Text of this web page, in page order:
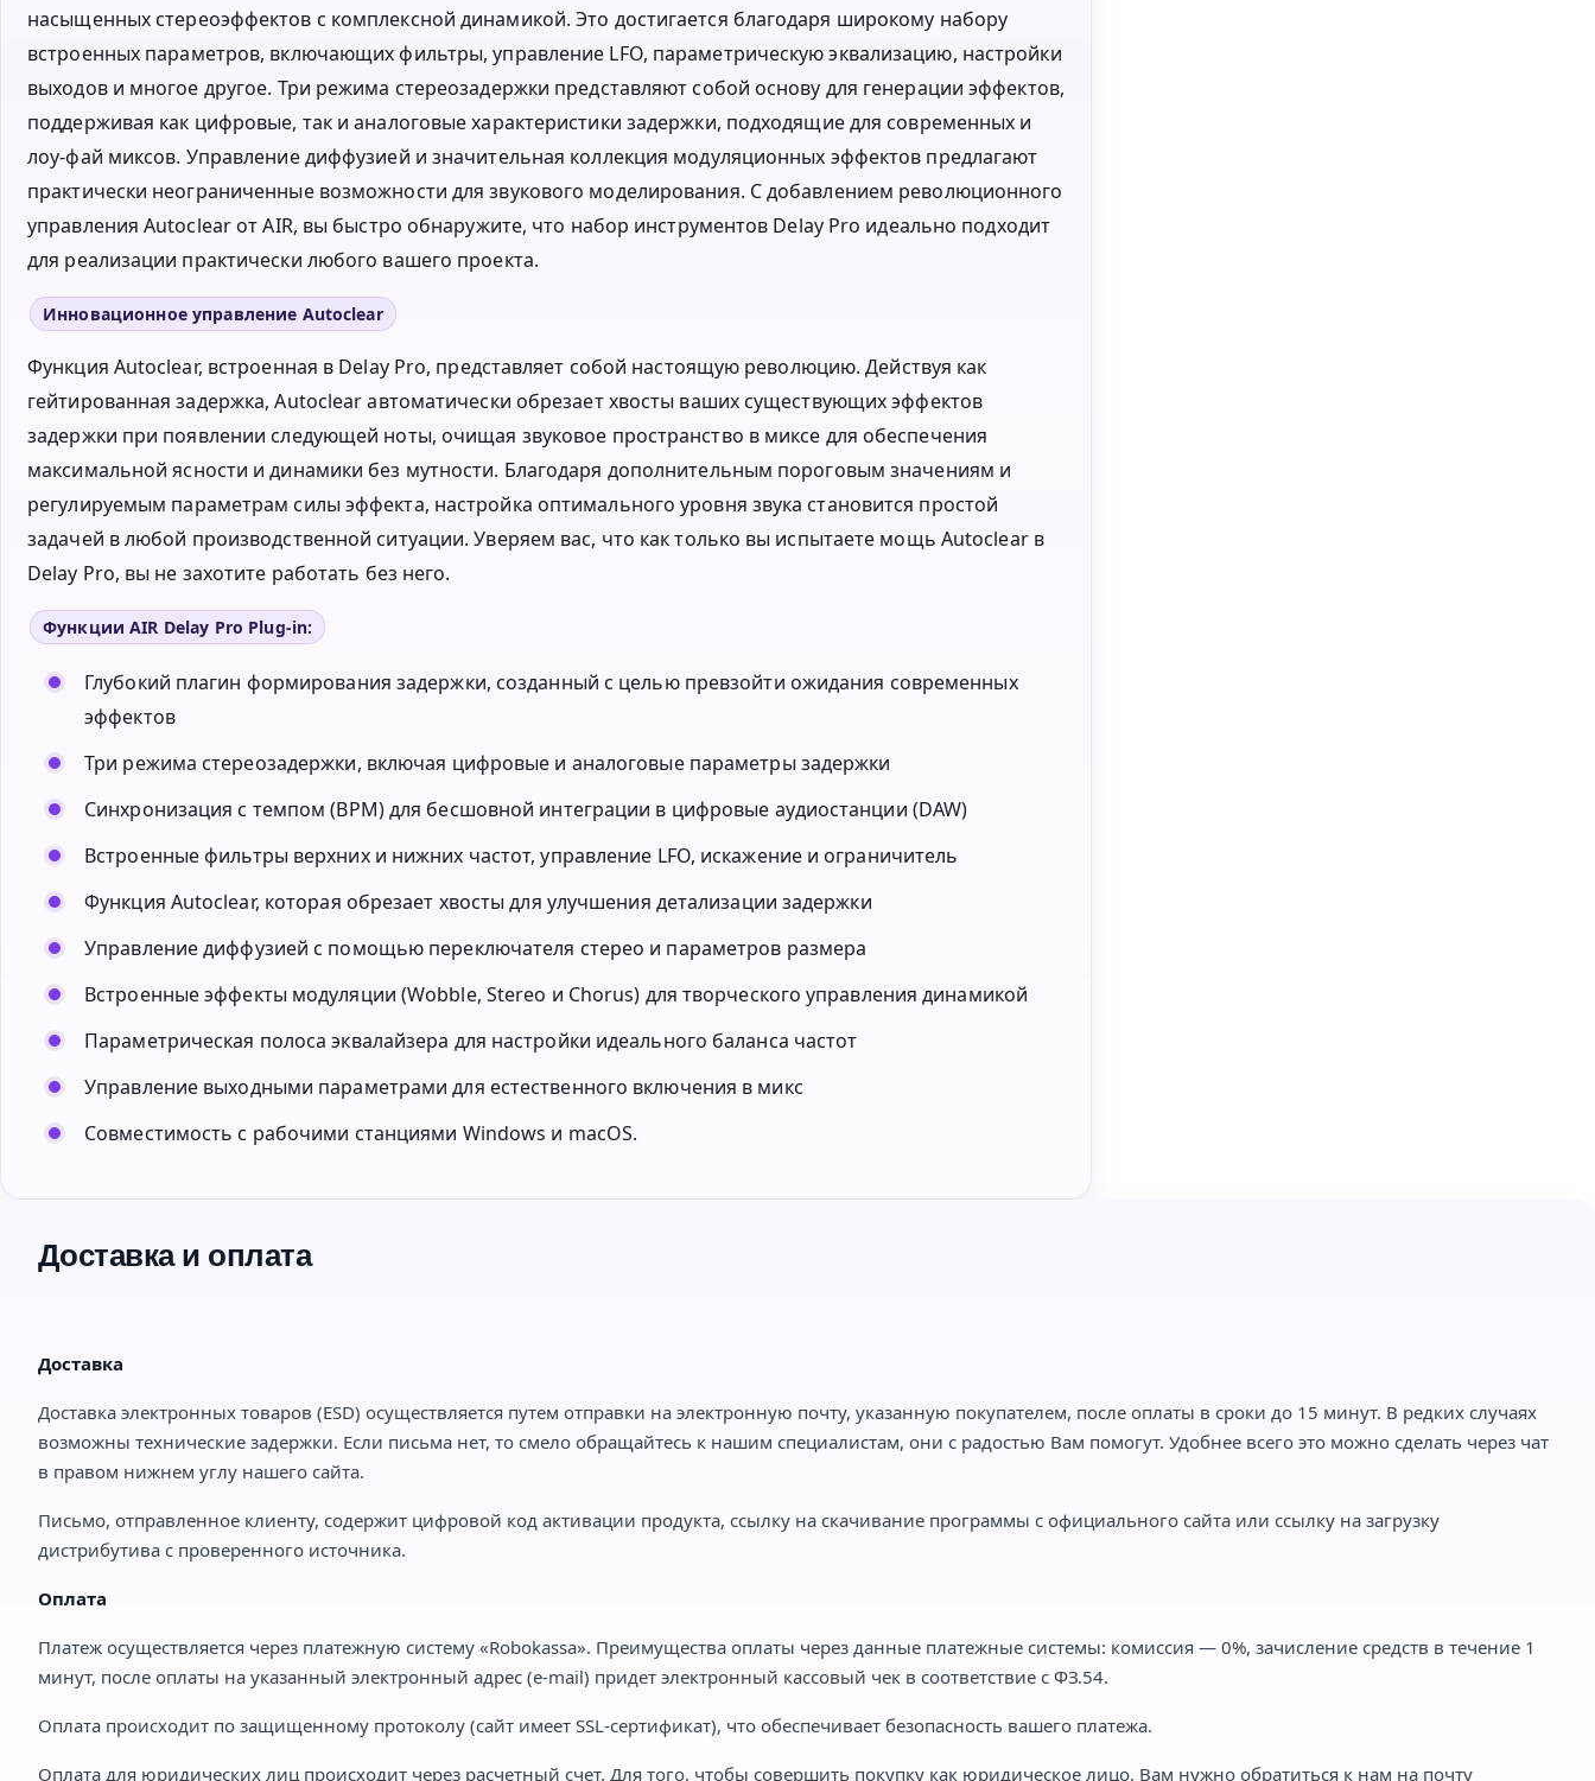
насыщенных стереоэффектов с комплексной динамикой. Это достигается благодаря широкому набору
встроенных параметров, включающих фильтры, управление LFO, параметрическую эквализацию, настройки
выходов и многое другое. Три режима стереозадержки представляют собой основу для генерации эффектов,
поддерживая как цифровые, так и аналоговые характеристики задержки, подходящие для современных и
лоу-фай миксов. Управление диффузией и значительная коллекция модуляционных эффектов предлагают
практически неограниченные возможности для звукового моделирования. С добавлением революционного
управления Autoclear от AIR, вы быстро обнаружите, что набор инструментов Delay Pro идеально подходит
для реализации практически любого вашего проекта.
Инновационное управление Autoclear
Функция Autoclear, встроенная в Delay Pro, представляет собой настоящую революцию. Действуя как
гейтированная задержка, Autoclear автоматически обрезает хвосты ваших существующих эффектов
задержки при появлении следующей ноты, очищая звуковое пространство в миксе для обеспечения
максимальной ясности и динамики без мутности. Благодаря дополнительным пороговым значениям и
регулируемым параметрам силы эффекта, настройка оптимального уровня звука становится простой
задачей в любой производственной ситуации. Уверяем вас, что как только вы испытаете мощь Autoclear в
Delay Pro, вы не захотите работать без него.
Функции AIR Delay Pro Plug-in:
Глубокий плагин формирования задержки, созданный с целью превзойти ожидания современных
эффектов
Три режима стереозадержки, включая цифровые и аналоговые параметры задержки
Синхронизация с темпом (BPM) для бесшовной интеграции в цифровые аудиостанции (DAW)
Встроенные фильтры верхних и нижних частот, управление LFO, искажение и ограничитель
Функция Autoclear, которая обрезает хвосты для улучшения детализации задержки
Управление диффузией с помощью переключателя стерео и параметров размера
Встроенные эффекты модуляции (Wobble, Stereo и Chorus) для творческого управления динамикой
Параметрическая полоса эквалайзера для настройки идеального баланса частот
Управление выходными параметрами для естественного включения в микс
Совместимость с рабочими станциями Windows и macOS.
Доставка и оплата
Доставка
Доставка электронных товаров (ESD) осуществляется путем отправки на электронную почту, указанную покупателем, после оплаты в сроки до 15 минут. В редких случаях
возможны технические задержки. Если письма нет, то смело обращайтесь к нашим специалистам, они с радостью Вам помогут. Удобнее всего это можно сделать через чат
в правом нижнем углу нашего сайта.
Письмо, отправленное клиенту, содержит цифровой код активации продукта, ссылку на скачивание программы с официального сайта или ссылку на загрузку
дистрибутива с проверенного источника.
Оплата
Платеж осуществляется через платежную систему «Robokassa». Преимущества оплаты через данные платежные системы: комиссия — 0%, зачисление средств в течение 1
минут, после оплаты на указанный электронный адрес (e-mail) придет электронный кассовый чек в соответствие с ФЗ.54.
Оплата происходит по защищенному протоколу (сайт имеет SSL-сертификат), что обеспечивает безопасность вашего платежа.
Оплата для юридических лиц происходит через расчетный счет. Для того, чтобы совершить покупку как юридическое лицо, Вам нужно обратиться к нам на почту